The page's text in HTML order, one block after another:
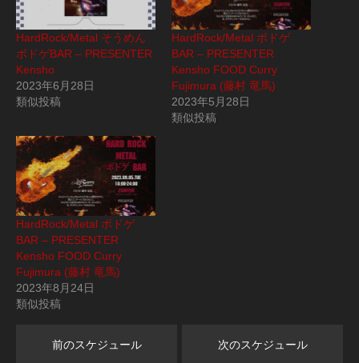
HardRock/Metal そうめん
ボドゲBAR – PRESENTER
Kensho
2023年6月28日
類似投稿
HardRock/Metal ボドゲ
BAR – PRESENTER
Kensho FOOD Curry
Fujimura (藤村 竜馬)
2023年5月28日
類似投稿
HardRock/Metal ボドゲ
BAR – PRESENTER
Kensho FOOD Curry
Fujimura (藤村 竜馬)
2023年8月24日
類似投稿
前のスケジュール 次のスケジュール